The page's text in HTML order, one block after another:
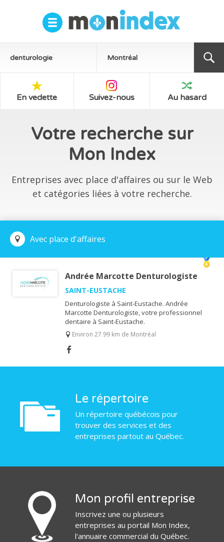
En vedette Suivez-nous Au hasard
Votre recherche sur
Mon Index
Entreprises avec place d'affaires ou sur le Web
et catégories liées à votre recherche.
Avec place d'affaires
Andrée Marcotte Denturologiste
SAINT-EUSTACHE
Denturologiste à Saint-Eustache. Andrée
Marcotte Denturologiste, votre professionnel
dentaire à Saint-Eustache.
Environ 27.99 km de Montréal
Le répertoire
Un répertoire québécois pour
trouver des services et des
entreprises partout au Québec.
Mon profil entreprise
Inscrivez une ou plusieurs
entreprises au portail Mon Index,
l'annuaire commercial du Québec.